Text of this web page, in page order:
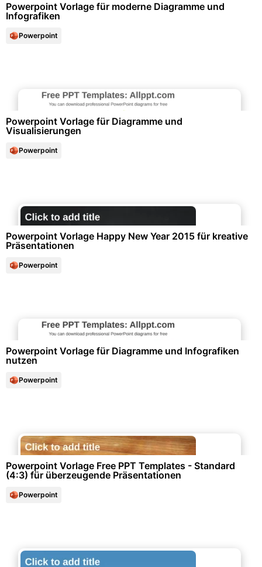
Powerpoint Vorlage für moderne Diagramme und
Infografiken
Powerpoint
Powerpoint Vorlage für Diagramme und
Visualisierungen
Powerpoint
Powerpoint Vorlage Happy New Year 2015 für kreative
Präsentationen
Powerpoint
Powerpoint Vorlage für Diagramme und Infografiken
nutzen
Powerpoint
Powerpoint Vorlage Free PPT Templates - Standard
(4:3) für überzeugende Präsentationen
Powerpoint